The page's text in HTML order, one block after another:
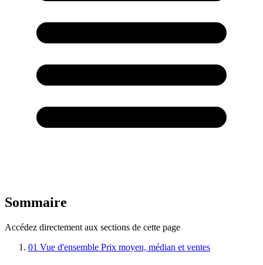
Sommaire
Accédez directement aux sections de cette page
01 Vue d'ensemble Prix moyen, médian et ventes